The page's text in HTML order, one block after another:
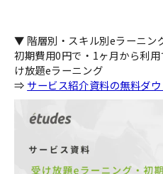
▼ 階層別・スキル別eラーニン
初期費用0円で・1ヶ月から利
け放題eラーニング
⇒ サービス紹介資料の無料ダ